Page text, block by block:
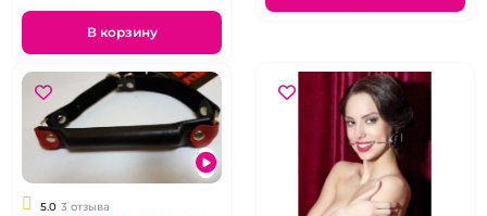
В корзину
5.0 3 отзыва